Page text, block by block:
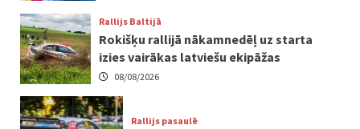
Rallijs Baltijā
Rokišķu rallijā nākamnedēļ uz starta
izies vairākas latviešu ekipāžas
08/08/2026
Rallijs pasaulē